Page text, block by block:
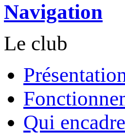
Navigation
Le club
Qui